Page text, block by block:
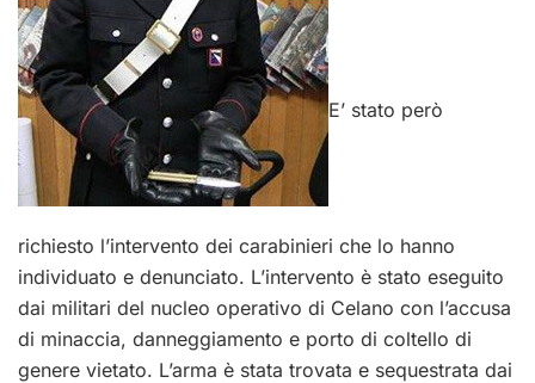
E’ stato però
richiesto l’intervento dei carabinieri che lo hanno
individuato e denunciato. L’intervento è stato eseguito
dai militari del nucleo operativo di Celano con l’accusa
di minaccia, danneggiamento e porto di coltello di
genere vietato. L’arma è stata trovata e sequestrata dai